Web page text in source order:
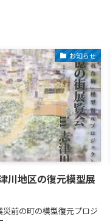
お知らせ
川地区の復元模型展
前の町の模型復元プロジ